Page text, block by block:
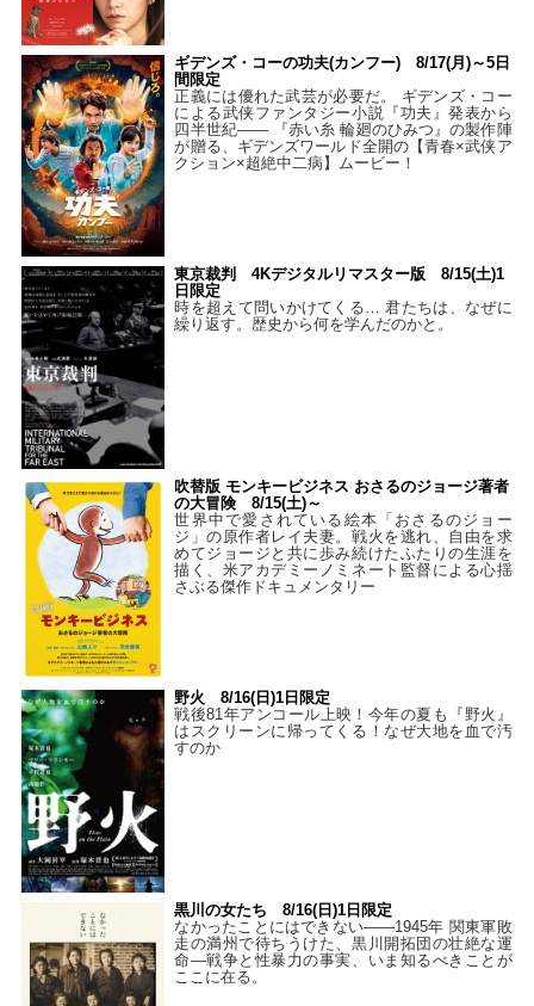
ギデンズ・コーの功夫(カンフー) 8/17(月)～5日
間限定
正義には優れた武芸が必要だ。 ギデンズ・コー
による武侠ファンタジー小説『功夫』発表から
四半世紀―― 『赤い糸 輪廻のひみつ』の製作陣
が贈る、ギデンズワールド全開の【青春×武侠ア
クション×超絶中二病】ムービー！
東京裁判 4Kデジタルリマスター版 8/15(土)1
日限定
時を超えて問いかけてくる… 君たちは、なぜに
繰り返す。歴史から何を学んだのかと。
吹替版 モンキービジネス おさるのジョージ著者
の大冒険 8/15(土)～
世界中で愛されている絵本「おさるのジョー
ジ」の原作者レイ夫妻。戦火を逃れ、自由を求
めてジョージと共に歩み続けたふたりの生涯を
描く、米アカデミーノミネート監督による心揺
さぶる傑作ドキュメンタリー
野火 8/16(日)1日限定
戦後81年アンコール上映！今年の夏も『野火』
はスクリーンに帰ってくる！なぜ大地を血で汚
すのか
黒川の女たち 8/16(日)1日限定
なかったことにはできない——1945年 関東軍敗
走の満州で待ちうけた、黒川開拓団の壮絶な運
命―戦争と性暴力の事実、いま知るべきことが
ここに在る。